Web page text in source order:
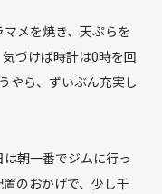
メを焼き、天ぷらを
づけば時計は0時を回
やら、ずいぶん充実し
朝一番でジムに行っ
のおかげで、少し千